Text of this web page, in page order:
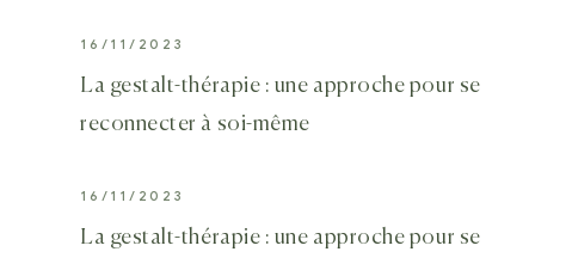
16/11/2023
La gestalt-thérapie : une approche pour se
reconnecter à soi-même
16/11/2023
La gestalt-thérapie : une approche pour se